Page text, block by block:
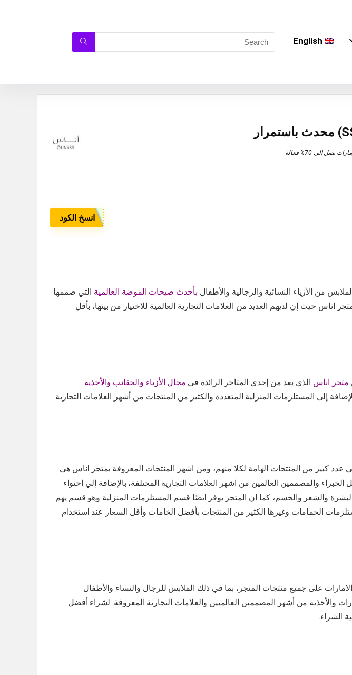
English
تصل إلي 70% فعالة
انسخ الكود
من الأزياء النسائية والرجالية والأطفال بأحدث صيحات الموضة العالمية التي صممها
حيث إن لديهم العديد من العلامات التجارية العالمية للاختيار من بينها، بأقل
متجر اناس الذي يعد من إحدى المتاجر الرائدة في مجال الأزياء والحقائب والأحذية
إلى المستلزمات المنزلية المتعددة والكثير من المنتجات من أشهر العلامات التجارية
عدد كبير من المنتجات الهامة لكلا منهم، ومن اشهر المنتجات المعروفة بمتجر اناس هي
والمصممين العالمين من اشهر العلامات التجارية المختلفة، بالإضافة إلي احتواء
والشعر والجسم، كما ان المتجر يوفر ايضًا قسم المستلزمات المنزلية وهو قسم يهم
الحمامات وغيرها الكثير من المنتجات بأفضل الخامات وأقل السعار عند استخدام
على جميع منتجات المتجر، بما في ذلك الملابس للرجال والنساء والأطفال
والأحذية من أشهر المصممين العالميين والعلامات التجارية المعروفة. لشراء أفضل
الشراء.